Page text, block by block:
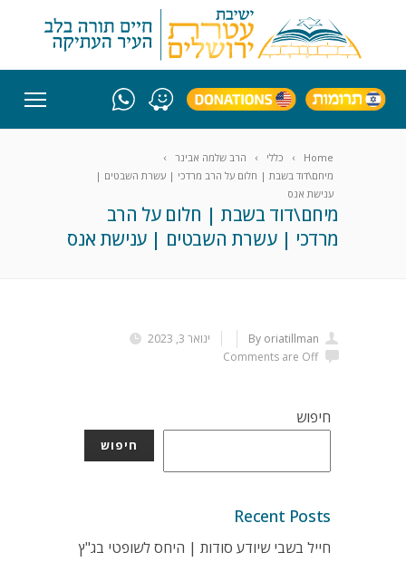
Home כללי
הרב שלמה אבינר
מיחם\דוד בשבת | חלום על הרב מרדכי | עשרת השבטים |
ענישת אנס
מיחם\דוד בשבת | חלום על הרב
מרדכי | עשרת השבטים | ענישת אנס
ינואר 3, 2023
By oriatillman
Comments are Off
חיפוש
חיפוש
Recent Posts
חייל בשבי שיודע סודות | היחס לשופטי בג"ץ